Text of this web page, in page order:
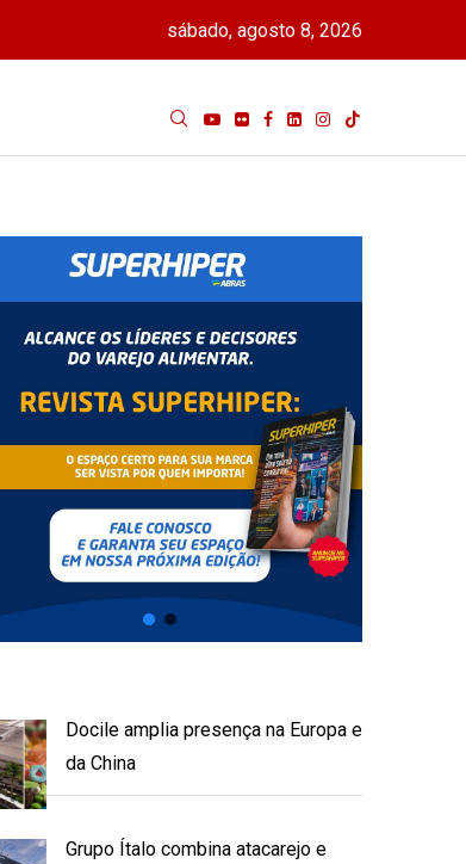
sábado, agosto 8, 2026
Docile amplia presença na Europa e
da China
Grupo Ítalo combina atacarejo e